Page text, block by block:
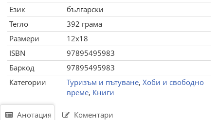
Език
български
Тегло
392 грама
Размери
12x18
ISBN
97895495983
Баркод
97895495983
Категории
Туризъм и пътуване, Хоби и свободно
време, Книги
Анотация Коментари